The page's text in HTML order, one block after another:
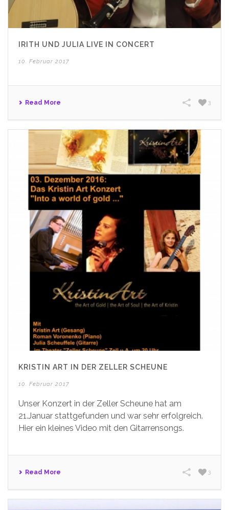
IRITH UND JULIA LIVE IN CONCERT
10. Februar 2017
Read More 3
KRISTIN ART IN DER ZELLER SCHEUNE
10. Februar 2017
Unser Konzert in der Zeller Scheune hat am
21.Januar stattgefunden und war sehr erfolgreich.
Hier ein kleines Video mit den Gitarrensongs.
Read More 3